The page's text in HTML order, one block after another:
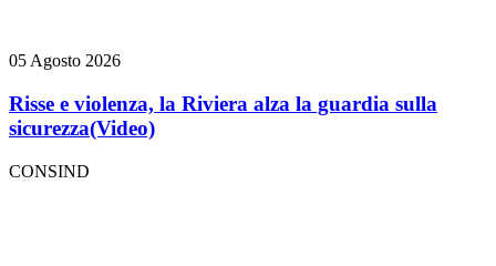
05 Agosto 2026
Risse e violenza, la Riviera alza la guardia sulla
sicurezza(Video)
CONSIND